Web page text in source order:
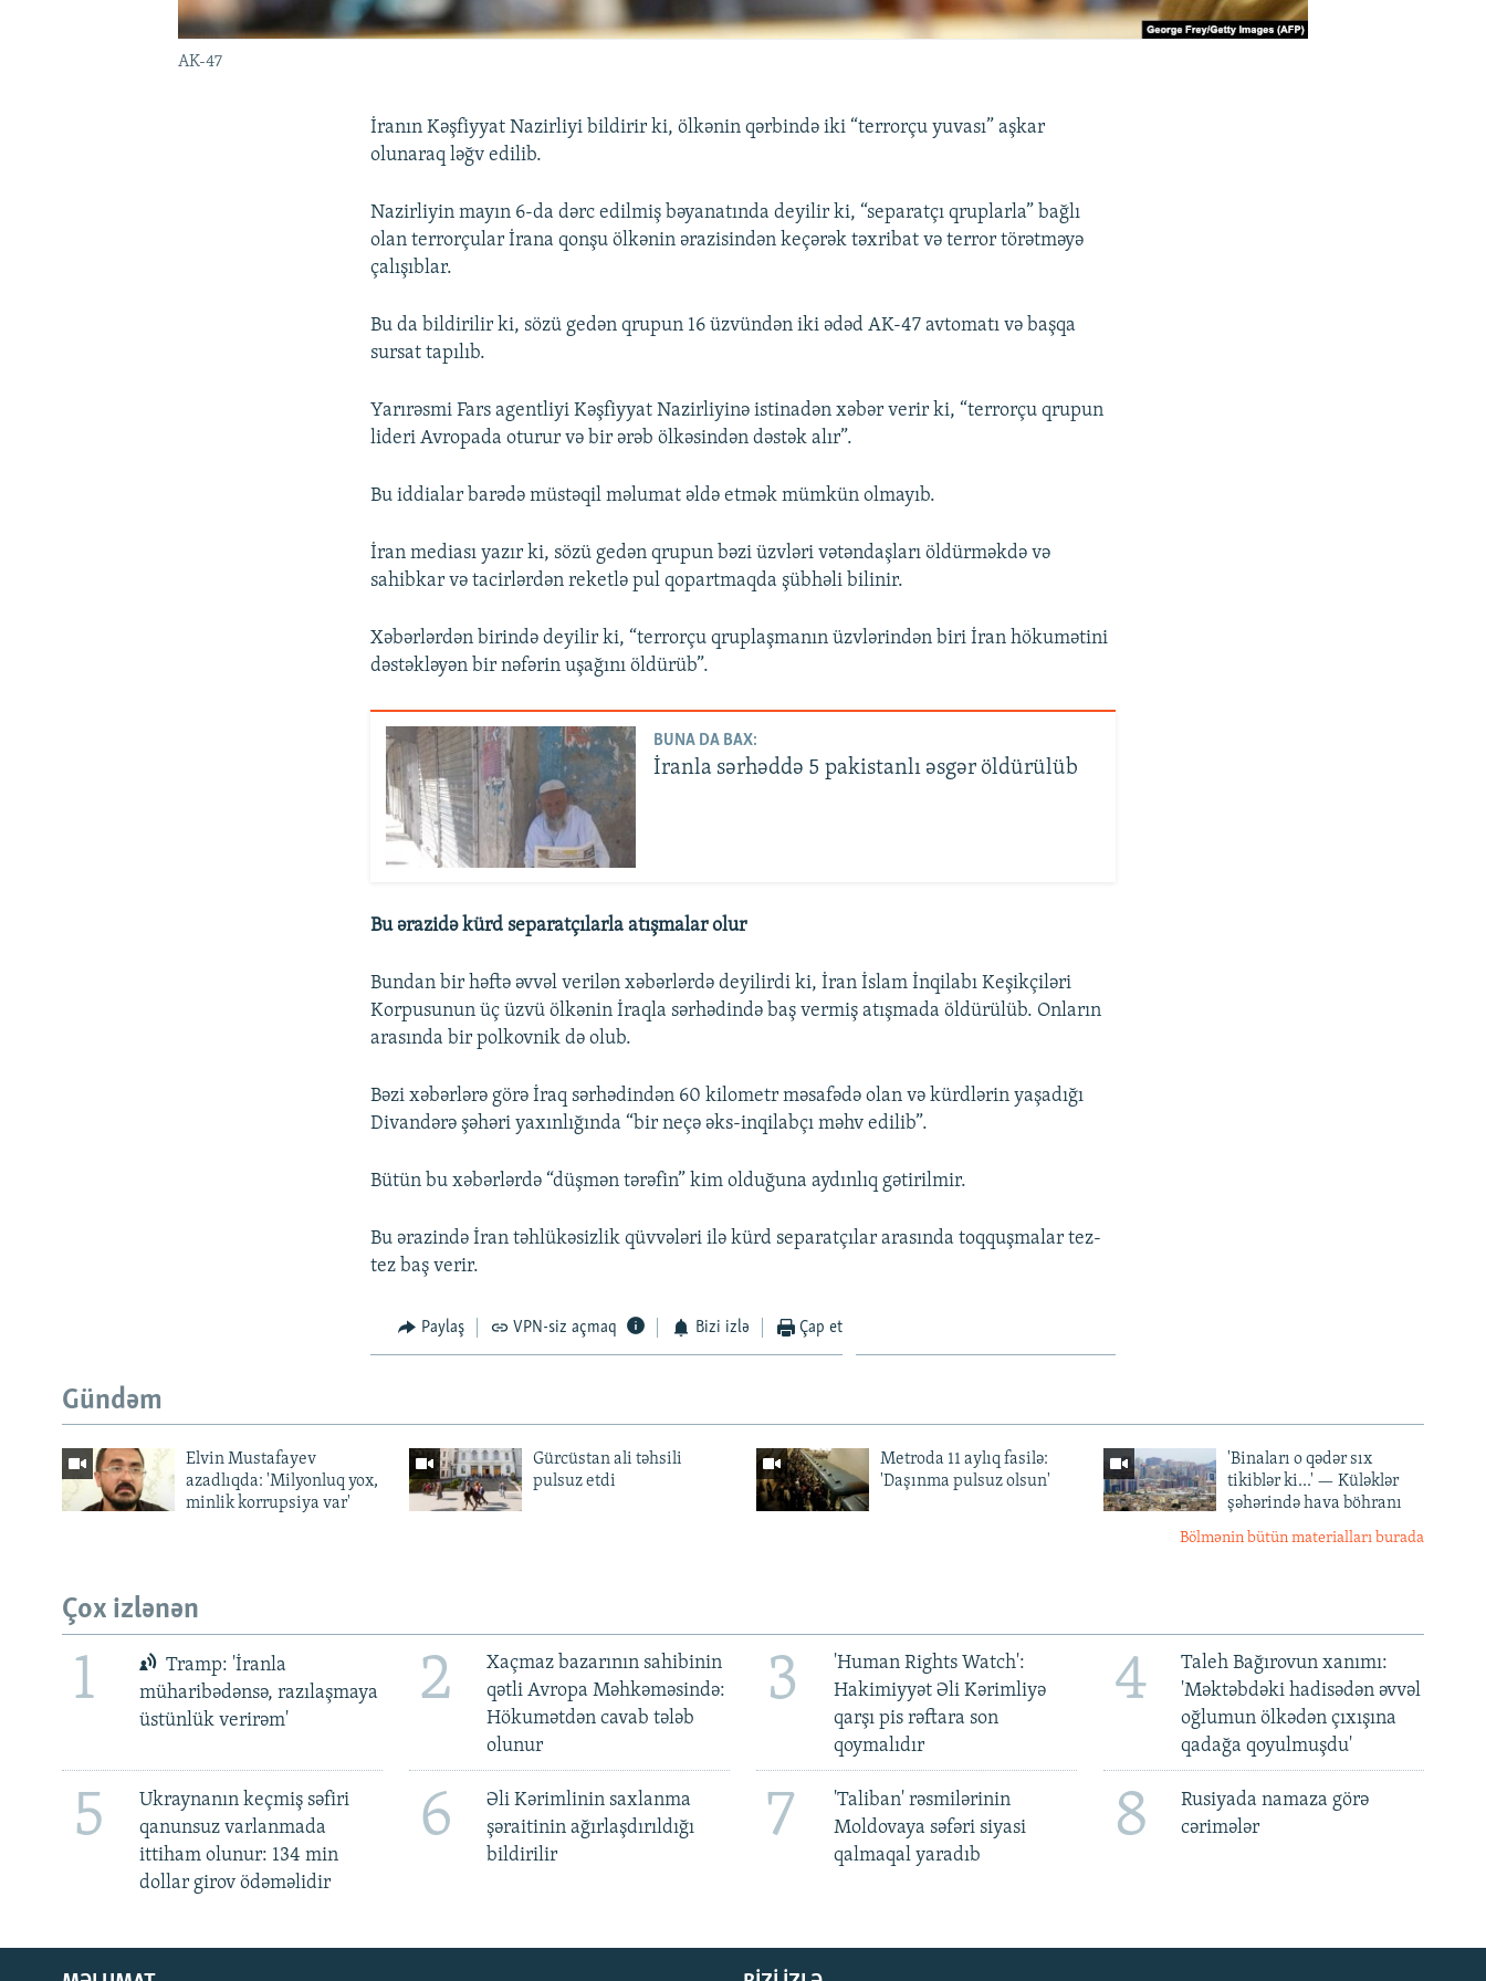
AK-47
İranın Kəşfiyyat Nazirliyi bildirir ki, ölkənin qərbində iki “terrorçu yuvası” aşkar
olunaraq ləğv edilib.
Nazirliyin mayın 6-da dərc edilmiş bəyanatında deyilir ki, “separatçı qruplarla” bağlı
olan terrorçular İrana qonşu ölkənin ərazisindən keçərək təxribat və terror törətməyə
çalışıblar.
Bu da bildirilir ki, sözü gedən qrupun 16 üzvündən iki ədəd AK-47 avtomatı və başqa
sursat tapılıb.
Yarırəsmi Fars agentliyi Kəşfiyyat Nazirliyinə istinadən xəbər verir ki, “terrorçu qrupun
lideri Avropada oturur və bir ərəb ölkəsindən dəstək alır”.
Bu iddialar barədə müstəqil məlumat əldə etmək mümkün olmayıb.
İran mediası yazır ki, sözü gedən qrupun bəzi üzvləri vətəndaşları öldürməkdə və
sahibkar və tacirlərdən reketlə pul qopartmaqda şübhəli bilinir.
Xəbərlərdən birində deyilir ki, “terrorçu qruplaşmanın üzvlərindən biri İran hökumətini
dəstəkləyən bir nəfərin uşağını öldürüb”.
BUNA DA BAX:
İranla sərhəddə 5 pakistanlı əsgər öldürülüb
Bu ərazidə kürd separatçılarla atışmalar olur
Bundan bir həftə əvvəl verilən xəbərlərdə deyilirdi ki, İran İslam İnqilabı Keşikçiləri
Korpusunun üç üzvü ölkənin İraqla sərhədində baş vermiş atışmada öldürülüb. Onların
arasında bir polkovnik də olub.
Bəzi xəbərlərə görə İraq sərhədindən 60 kilometr məsafədə olan və kürdlərin yaşadığı
Divandərə şəhəri yaxınlığında “bir neçə əks-inqilabçı məhv edilib”.
Bütün bu xəbərlərdə “düşmən tərəfin” kim olduğuna aydınlıq gətirilmir.
Bu ərazində İran təhlükəsizlik qüvvələri ilə kürd separatçılar arasında toqquşmalar tez-
tez baş verir.
Paylaş VPN-siz açmaq Bizi izlə Çap et
Gündəm
Elvin Mustafayev
azadlıqda: 'Milyonluq yox,
minlik korrupsiya var'
Gürcüstan ali təhsili
pulsuz etdi
Metroda 11 aylıq fasilə:
'Daşınma pulsuz olsun'
'Binaları o qədər sıx
tikiblər ki...' — Küləklər
şəhərində hava böhranı
Bölmənin bütün materialları burada
Çox izlənən
1
Tramp: 'İranla
müharibədənsə, razılaşmaya
üstünlük verirəm'
2
Xaçmaz bazarının sahibinin
qətli Avropa Məhkəməsində:
Hökumətdən cavab tələb
olunur
3
'Human Rights Watch':
Hakimiyyət Əli Kərimliyə
qarşı pis rəftara son
qoymalıdır
4
Taleh Bağırovun xanımı:
'Məktəbdəki hadisədən əvvəl
oğlumun ölkədən çıxışına
qadağa qoyulmuşdu'
5
Ukraynanın keçmiş səfiri
qanunsuz varlanmada
ittiham olunur: 134 min
dollar girov ödəməlidir
6
Əli Kərimlinin saxlanma
şəraitinin ağırlaşdırıldığı
bildirilir
7
'Taliban' rəsmilərinin
Moldovaya səfəri siyasi
qalmaqal yaradıb
8
Rusiyada namaza görə
cərimələr